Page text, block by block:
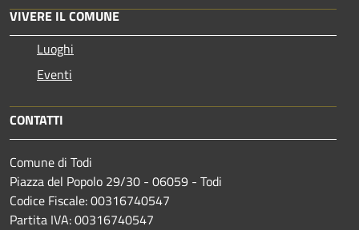
VIVERE IL COMUNE
Luoghi
Eventi
CONTATTI
Comune di Todi
Piazza del Popolo 29/30 - 06059 - Todi
Codice Fiscale: 00316740547
Partita IVA: 00316740547